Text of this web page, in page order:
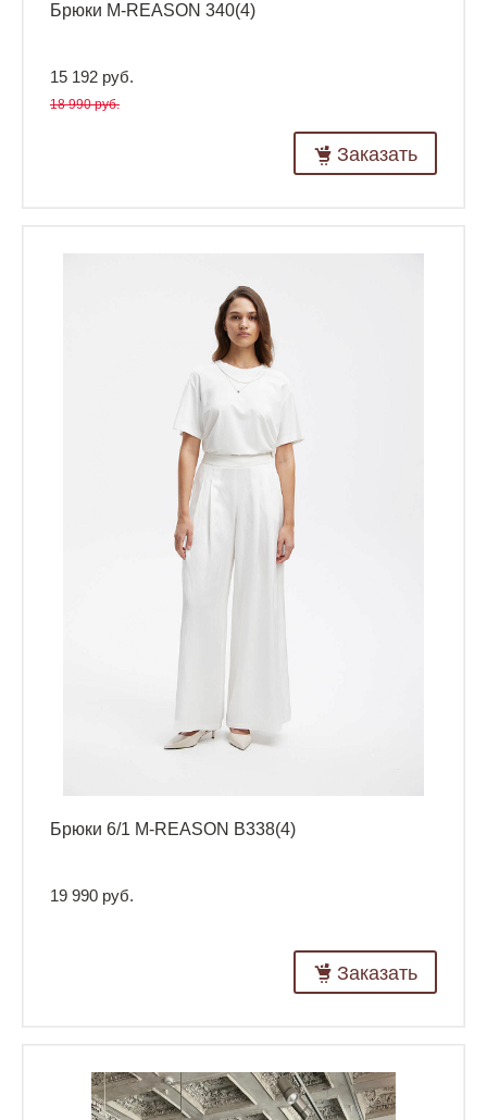
Брюки M-REASON 340(4)
15 192 руб.
18 990 руб.
Заказать
Брюки 6/1 M-REASON B338(4)
19 990 руб.
Заказать